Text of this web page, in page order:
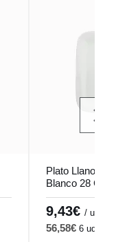
Plato Llano
Blanco 28 Cm
9,43€ / ud
56,58€ 6 ud